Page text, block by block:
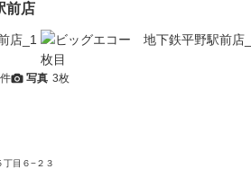
前店
写真 3枚
丁目６−２３